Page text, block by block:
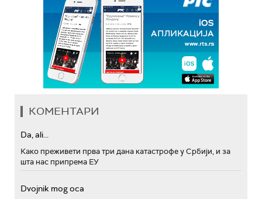
КОМЕНТАРИ
Da, ali...
Како преживети прва три дана катастрофе у Србији, и за
шта нас припрема ЕУ
Dvojnik mog oca